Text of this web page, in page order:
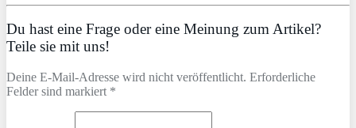
Du hast eine Frage oder eine Meinung zum Artikel?
Teile sie mit uns!
Deine E-Mail-Adresse wird nicht veröffentlicht. Erforderliche
Felder sind markiert *